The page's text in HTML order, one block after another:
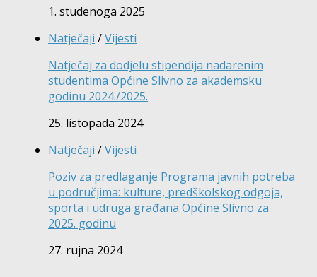
1. studenoga 2025
Natječaji /Vijesti
Natječaj za dodjelu stipendija nadarenim
studentima Općine Slivno za akademsku
godinu 2024./2025.
25. listopada 2024
Natječaji /Vijesti
Poziv za predlaganje Programa javnih potreba
u područjima: kulture, predškolskog odgoja,
sporta i udruga građana Općine Slivno za
2025. godinu
27. rujna 2024